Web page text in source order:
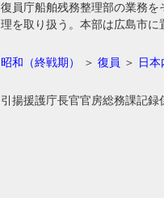
復員庁船舶残務整理部の業務
理を取り扱う。本部は広島市に
昭和（終戦期） ＞ 復員 ＞ 日
引揚援護庁長官官房総務課記